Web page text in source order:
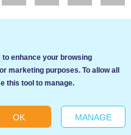
Cookie settings
enhance your browsing
marketing purposes. To allow all
this tool to manage.
OK MANAGE
подобрим услугите си. Ако
сайт, ние приемаме, че се